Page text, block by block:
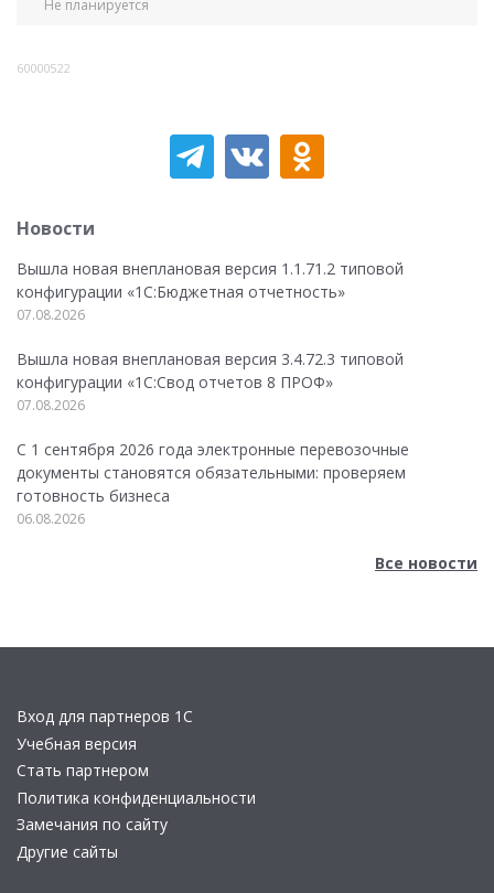
Не планируется
60000522
Новости
Вышла новая внеплановая версия 1.1.71.2 типовой
конфигурации «1C:Бюджетная отчетность»
07.08.2026
Вышла новая внеплановая версия 3.4.72.3 типовой
конфигурации «1C:Свод отчетов 8 ПРОФ»
07.08.2026
С 1 сентября 2026 года электронные перевозочные
документы становятся обязательными: проверяем
готовность бизнеса
06.08.2026
Все новости
Вход для партнеров 1С
Учебная версия
Стать партнером
Политика конфиденциальности
Замечания по сайту
Другие сайты